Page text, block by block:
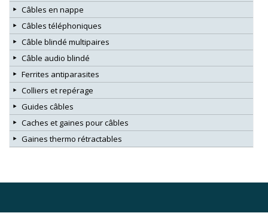
Câbles en nappe
Câbles téléphoniques
Câble blindé multipaires
Câble audio blindé
Ferrites antiparasites
Colliers et repérage
Guides câbles
Caches et gaines pour câbles
Gaines thermo rétractables